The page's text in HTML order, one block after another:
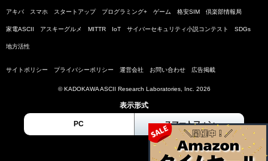
アキバ スマホ スタートアップ プログラミング+ ゲーム 格安SIM 倶楽部情報局
家電ASCII アスキーグルメ MITTR IoT サイバーセキュリティ小説コンテスト SDGs
地方活性
サイトポリシー プライバシーポリシー 運営会社 お問い合わせ 広告掲載
© KADOKAWA ASCII Research Laboratories, Inc. 2026
表示形式
PC スマートフォン